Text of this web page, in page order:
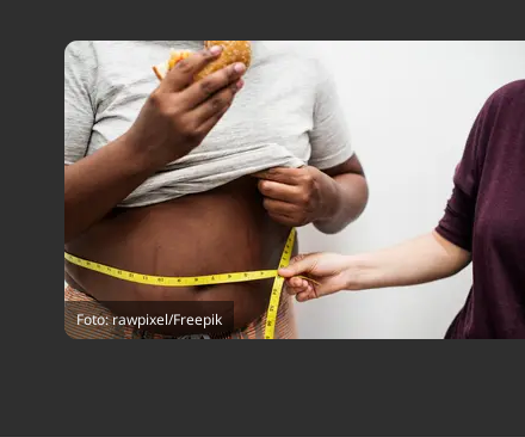
Foto: rawpixel/Freepik